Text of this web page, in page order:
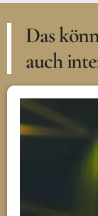
Das
auch